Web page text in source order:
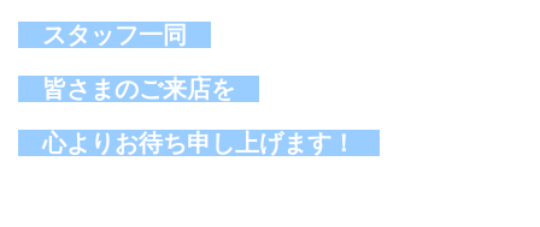
スタッフ一同
皆さまのご来店を
心よりお待ち申し上げます！